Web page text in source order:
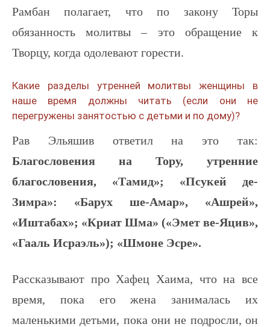
Рамбан полагает, что по закону Торы
обязанность молитвы – это обращение к
Творцу, когда одолевают горести.
Какие разделы утренней молитвы женщины в
наше время должны читать (если они не
перегружены занятостью с детьми и по дому)?
Рав Эльяшив ответил на это так:
Благословения на Тору, утренние
благословения, «Тамид»; «Псукей де-
Зимра»: «Барух ше-Амар», «Ашрей»,
«Иштабах»; «Криат Шма» («Эмет ве-Яцив»,
«Гааль Исраэль»); «Шмоне Эсре».
Рассказывают про Хафец Хаима, что на все
время, пока его жена занималась их
маленькими детьми, пока они не подросли, он